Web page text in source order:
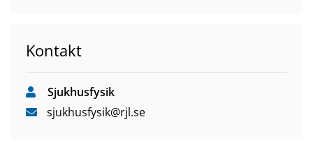
n
a
n
w
Kontakt
Sjukhusfysik
sjukhusfysik@rjl.se